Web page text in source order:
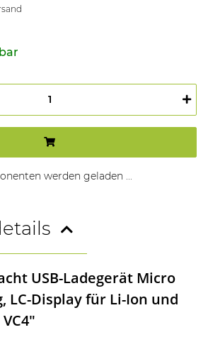
werden geladen ...
USB-Ladegerät Micro
LC-Display für Li-Ion und